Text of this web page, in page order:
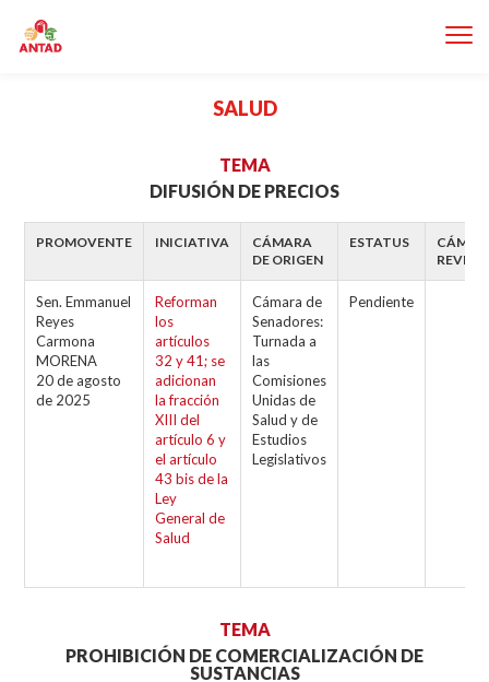
SALUD
TEMA
DIFUSIÓN DE PRECIOS
PROMOVENTE INICIATIVA
CÁMARA
DE ORIGEN
ESTATUS
Sen. Emmanuel
Reyes
Carmona
MORENA
20 de agosto
de 2025
Reforman
los
artículos
32 y 41; se
adicionan
la fracción
XIII del
artículo 6 y
el artículo
43 bis de la
Ley
General de
Salud
Cámara de
Senadores:
Turnada a
las
Comisiones
Unidas de
Salud y de
Estudios
Legislativos
Pendiente
TEMA
PROHIBICIÓN DE COMERCIALIZACIÓN DE
SUSTANCIAS